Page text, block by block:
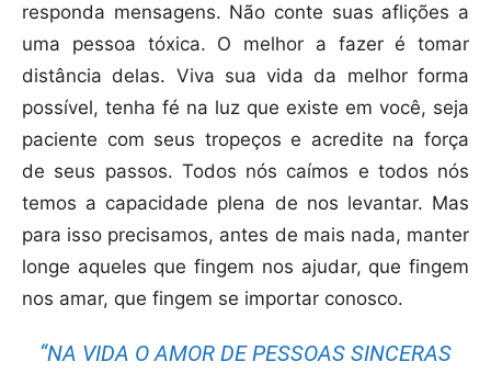
responda mensagens. Não conte suas aflições a
uma pessoa tóxica. O melhor a fazer é tomar
distância delas. Viva sua vida da melhor forma
possível, tenha fé na luz que existe em você, seja
paciente com seus tropeços e acredite na força
de seus passos. Todos nós caímos e todos nós
temos a capacidade plena de nos levantar. Mas
para isso precisamos, antes de mais nada, manter
longe aqueles que fingem nos ajudar, que fingem
nos amar, que fingem se importar conosco.
“NA VIDA O AMOR DE PESSOAS SINCERAS